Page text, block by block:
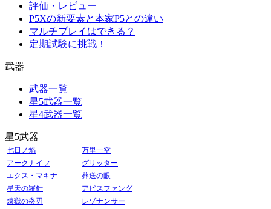
評価・レビュー
P5Xの新要素と本家P5との違い
マルチプレイはできる？
定期試験に挑戦！
武器
武器一覧
星5武器一覧
星4武器一覧
星5武器
七日ノ焰
万里一空
アークナイフ
グリッター
エクス・マキナ
葬送の眼
星天の羅針
アビスファング
煉獄の炎刃
レゾナンサー